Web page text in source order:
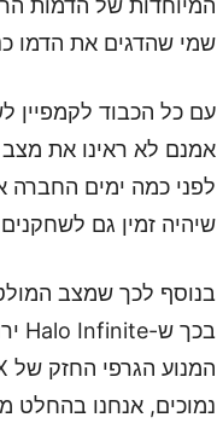
המיוחדות של הדמות
שמי שהדגים את הדמו
לפני כמה ימים החברה
שיהיה זמין גם
המנוע הגרפי החזק של Xbox Serise X
נמוכים, אנחנו בהחלט